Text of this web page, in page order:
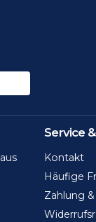
aus
Service
Kontakt
Häufige
Zahlung